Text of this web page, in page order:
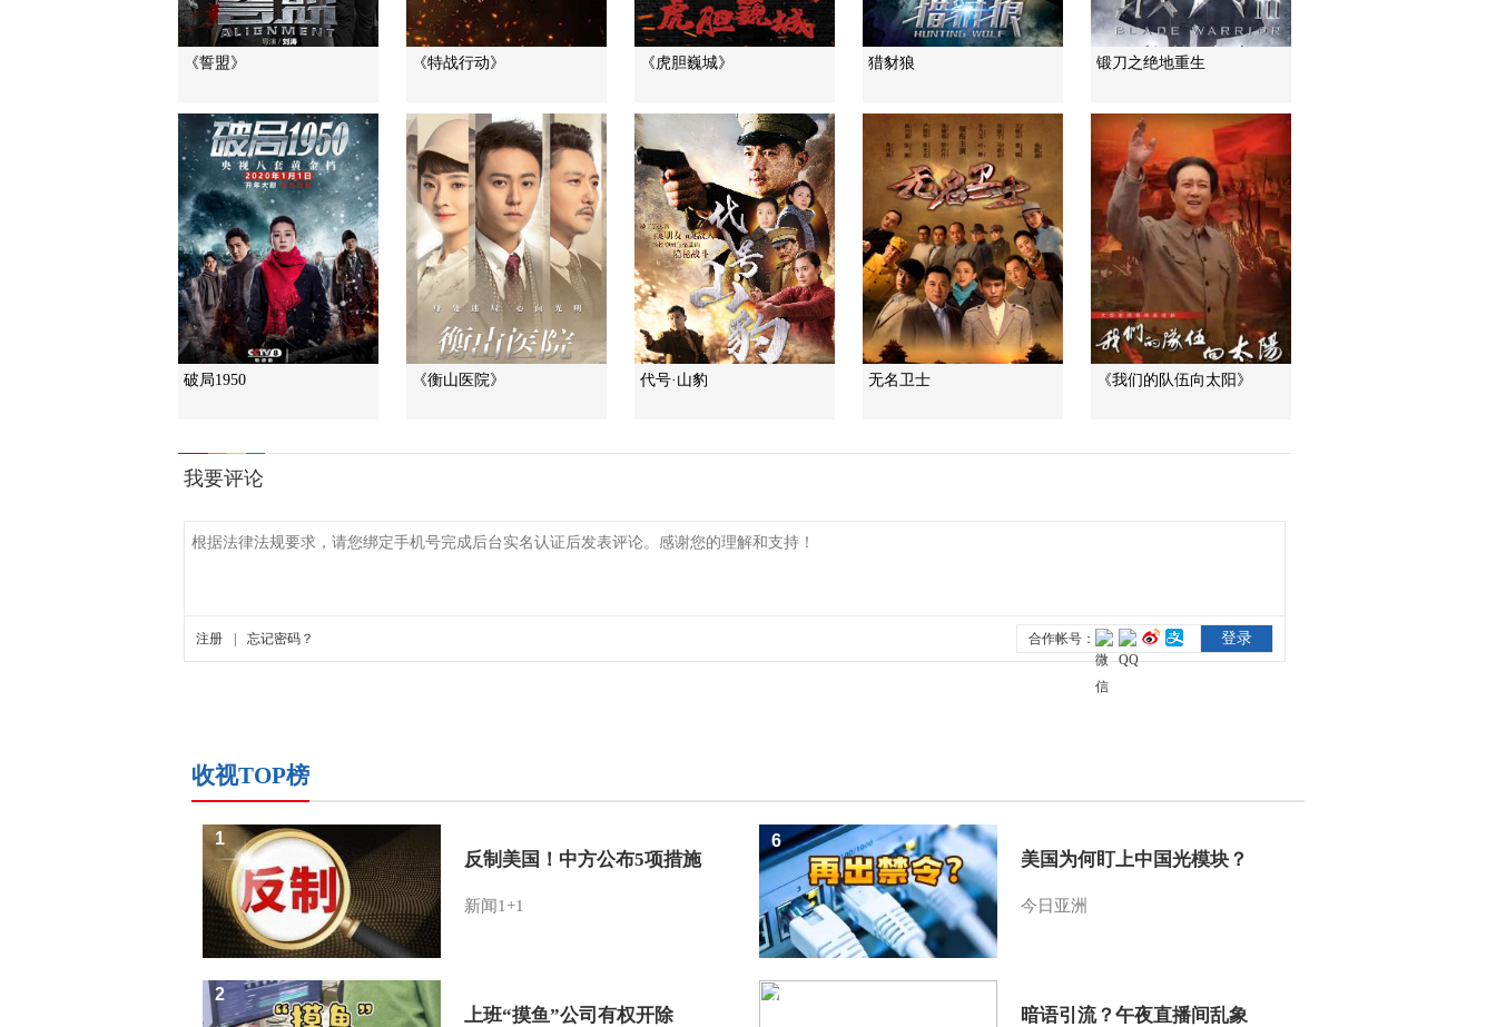
《誓盟》 《特战行动》 《虎胆巍城》 猎豺狼 锻刀之绝地重生
破局1950 《衡山医院》 代号·山豹 无名卫士 《我们的队伍向太阳》
收视TOP榜
反制美国！中方公布5项措施
新闻1+1
1
上班“摸鱼”公司有权开除
2
美国为何盯上中国光模块？
今日亚洲
6
暗语引流？午夜直播间乱象
7